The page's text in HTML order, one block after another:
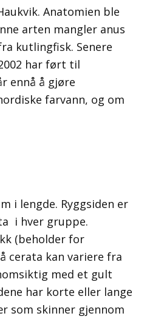
Anatomien ble
arten mangler anus
kutlingfisk. Senere
har ført til
ennå å gjøre
farvann, og om
i lengde. Ryggsiden er
i hver gruppe.
(beholder for
cerata kan variere fra
med et gult
har korte eller lange
som skinner gjennom